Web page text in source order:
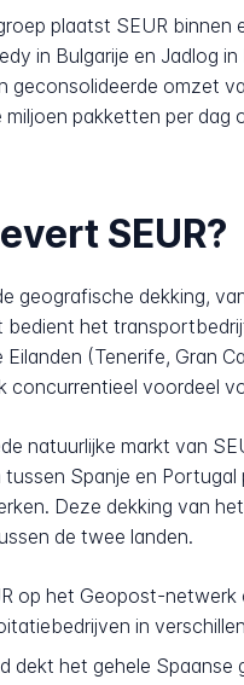
plaatst SEUR
in Bulgarije en Jadlog
geconsolideerde omzet
pakketten per dag
SEUR?
geografische dekking,
bedient het
Eilanden (Tenerife, Gran
concurrentieel voordeel
natuurlijke markt van
Spanje en
Deze dekking van
de twee landen.
op het Geopost-
in
dekt het gehele